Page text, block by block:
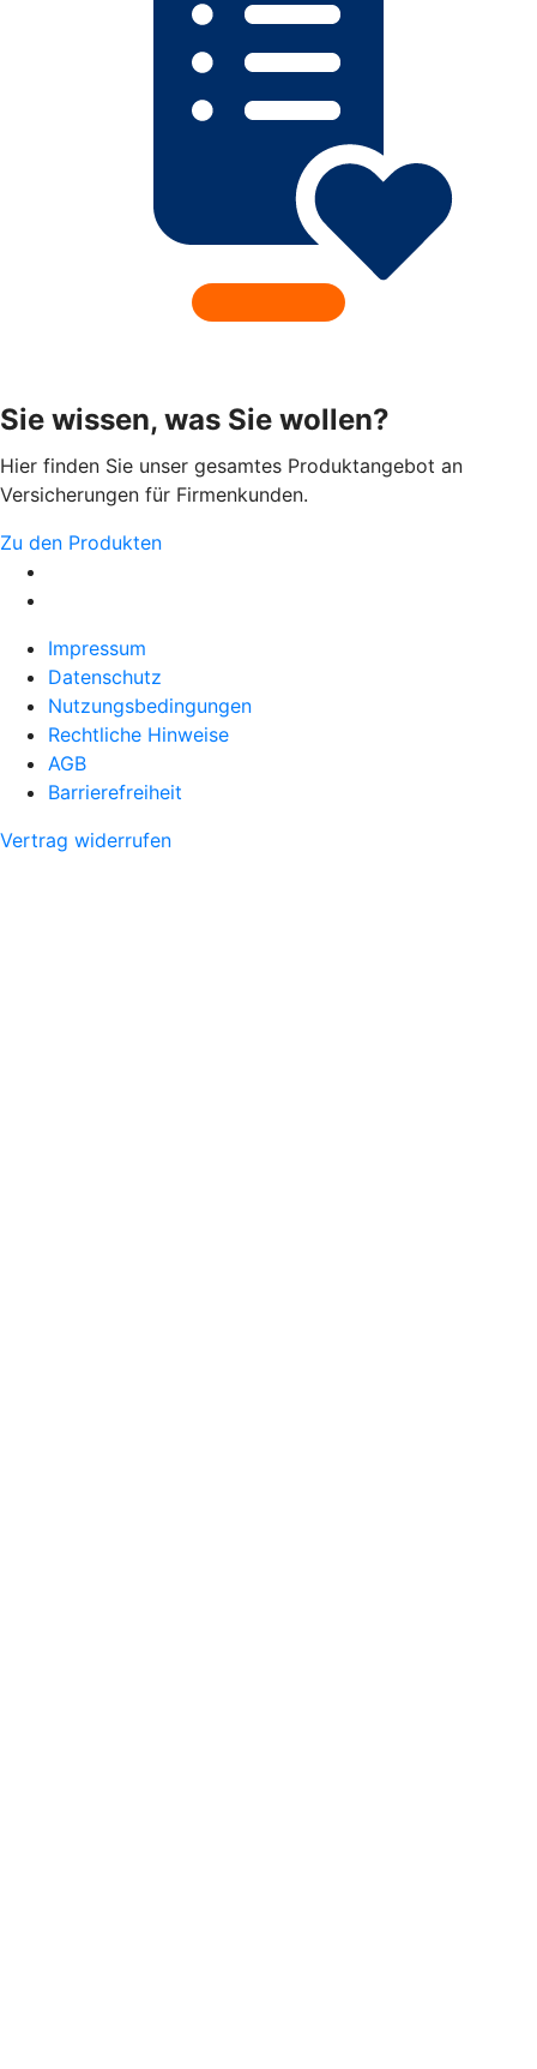
Sie wissen, was Sie wollen?
Hier finden Sie unser gesamtes Produktangebot an
Versicherungen für Firmenkunden.
Zu den Produkten
Impressum
Datenschutz
Nutzungsbedingungen
Rechtliche Hinweise
AGB
Barrierefreiheit
Vertrag widerrufen